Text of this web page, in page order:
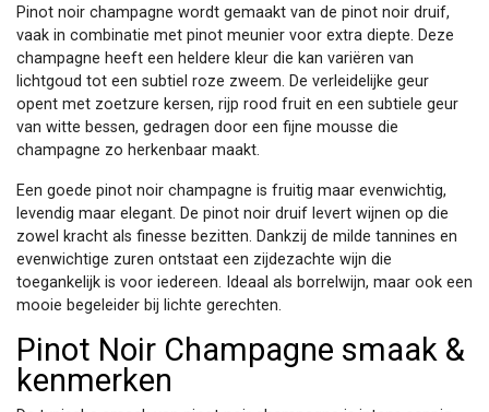
Pinot noir champagne wordt gemaakt van de pinot noir druif,
vaak in combinatie met pinot meunier voor extra diepte. Deze
champagne heeft een heldere kleur die kan variëren van
lichtgoud tot een subtiel roze zweem. De verleidelijke geur
opent met zoetzure kersen, rijp rood fruit en een subtiele geur
van witte bessen, gedragen door een fijne mousse die
champagne zo herkenbaar maakt.
Een goede pinot noir champagne is fruitig maar evenwichtig,
levendig maar elegant. De pinot noir druif levert wijnen op die
zowel kracht als finesse bezitten. Dankzij de milde tannines en
evenwichtige zuren ontstaat een zijdezachte wijn die
toegankelijk is voor iedereen. Ideaal als borrelwijn, maar ook een
mooie begeleider bij lichte gerechten.
Pinot Noir Champagne smaak &
kenmerken